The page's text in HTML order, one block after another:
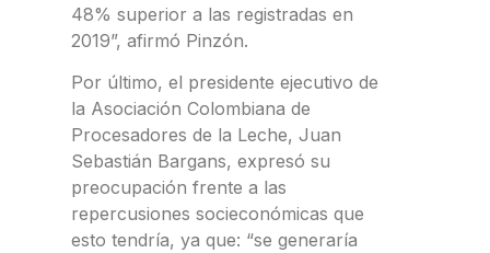
48% superior a las registradas en
2019”, afirmó Pinzón.
Por último, el presidente ejecutivo de
la Asociación Colombiana de
Procesadores de la Leche, Juan
Sebastián Bargans, expresó su
preocupación frente a las
repercusiones socieconómicas que
esto tendría, ya que: “se generaría